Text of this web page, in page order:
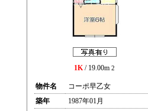
1K/ 19.00m 2
物件名
コーポ早乙女
築年
1987年01月